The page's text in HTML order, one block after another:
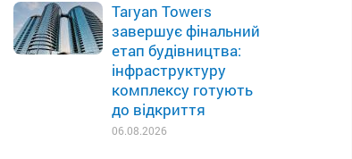
Taryan Towers
завершує фінальний
етап будівництва:
інфраструктуру
комплексу готують
до відкриття
06.08.2026